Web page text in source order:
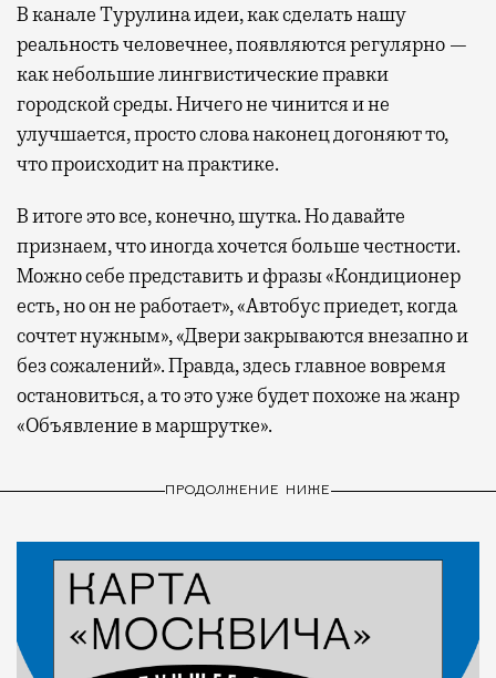
В канале Турулина идеи, как сделать нашу
реальность человечнее, появляются регулярно —
как небольшие лингвистические правки
городской среды. Ничего не чинится и не
улучшается, просто слова наконец догоняют то,
что происходит на практике.
В итоге это все, конечно, шутка. Но давайте
признаем, что иногда хочется больше честности.
Можно себе представить и фразы «Кондиционер
есть, но он не работает», «Автобус приедет, когда
сочтет нужным», «Двери закрываются внезапно и
без сожалений». Правда, здесь главное вовремя
остановиться, а то это уже будет похоже на жанр
«Объявление в маршрутке».
ПРОДОЛЖЕНИЕ НИЖЕ